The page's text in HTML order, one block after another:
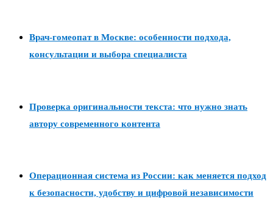
Врач-гомеопат в Москве: особенности подхода,
консультации и выбора специалиста
Проверка оригинальности текста: что нужно знать
автору современного контента
Операционная система из России: как меняется подход
к безопасности, удобству и цифровой независимости